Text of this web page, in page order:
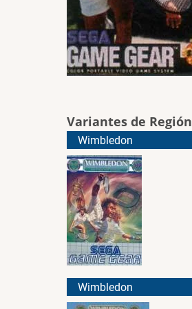
Variantes de Región
Wimbledon
Wimbledon